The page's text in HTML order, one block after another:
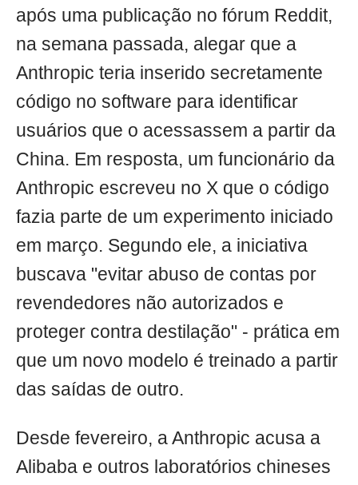
após uma publicação no fórum Reddit,
na semana passada, alegar que a
Anthropic teria inserido secretamente
código no software para identificar
usuários que o acessassem a partir da
China. Em resposta, um funcionário da
Anthropic escreveu no X que o código
fazia parte de um experimento iniciado
em março. Segundo ele, a iniciativa
buscava "evitar abuso de contas por
revendedores não autorizados e
proteger contra destilação" - prática em
que um novo modelo é treinado a partir
das saídas de outro.
Desde fevereiro, a Anthropic acusa a
Alibaba e outros laboratórios chineses